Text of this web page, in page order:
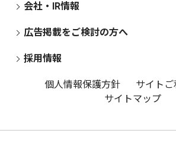
会社・IR情報
広告掲載をご検討の方へ
採用情報
個人情報保護方針
サイト
サイトマップ